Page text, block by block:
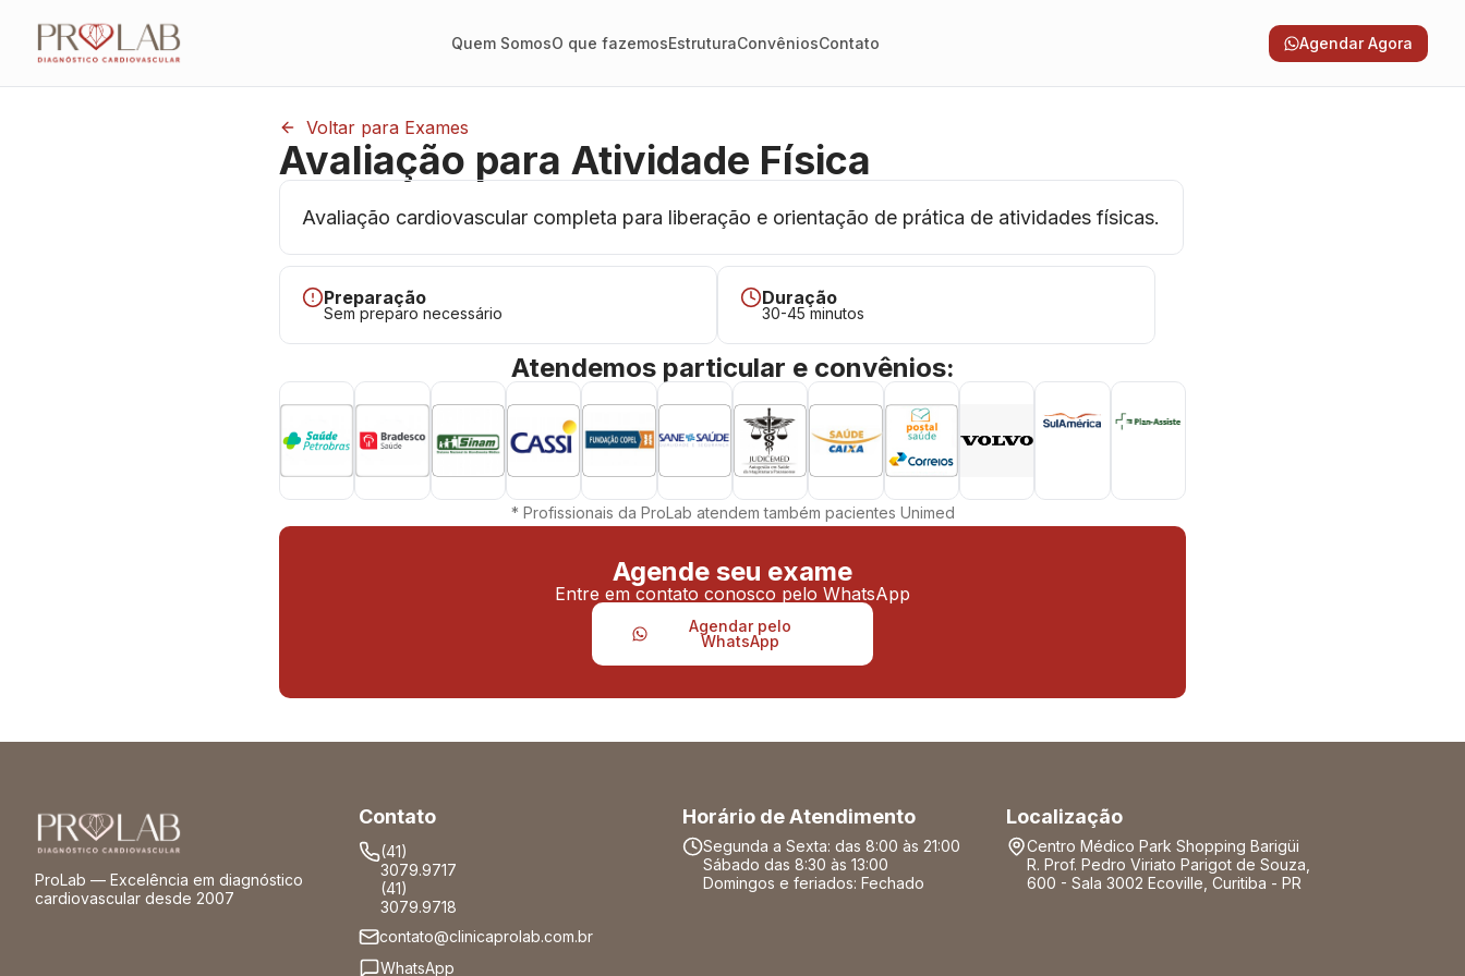
Quem SomosO que fazemosEstruturaConvêniosContato Agendar Agora
Voltar para Exames
Avaliação para Atividade Física
Avaliação cardiovascular completa para liberação e orientação de prática de atividades físicas.
Preparação
Sem preparo necessário
Duração
30-45 minutos
Atendemos particular e convênios:
* Profissionais da ProLab atendem também pacientes Unimed
Agende seu exame
Entre em contato conosco pelo WhatsApp
Agendar pelo
WhatsApp
ProLab — Excelência em diagnóstico
cardiovascular desde 2007
Contato
(41)
3079.9717
(41)
3079.9718
contato@clinicaprolab.com.br
WhatsApp
Horário de Atendimento
Segunda a Sexta: das 8:00 às 21:00
Sábado das 8:30 às 13:00
Domingos e feriados: Fechado
Localização
Centro Médico Park Shopping Barigüi
R. Prof. Pedro Viriato Parigot de Souza,
600 - Sala 3002 Ecoville, Curitiba - PR